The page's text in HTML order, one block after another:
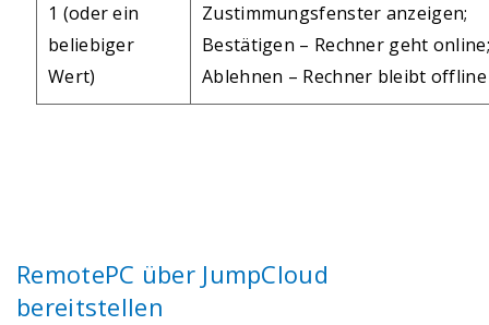
1 (oder ein
beliebiger
Wert)
Zustimmungsfenster anzeigen;
Bestätigen – Rechner geht online;
Ablehnen – Rechner bleibt offline
RemotePC über JumpCloud
bereitstellen